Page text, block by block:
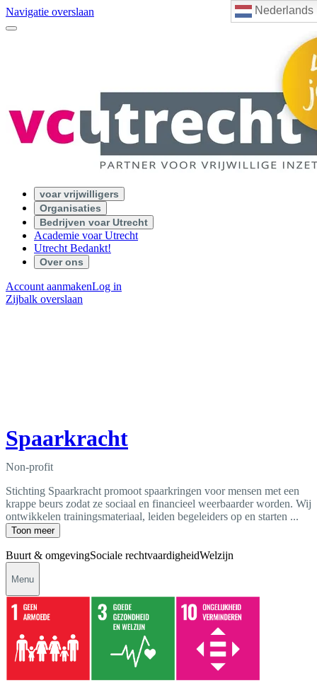
Nederlands
Navigatie overslaan
voar vrijwilligers
Organisaties
Bedrijven voar Utrecht
Academie voar Utrecht
Utrecht Bedankt!
Over ons
Account aanmakenLog in
Zijbalk overslaan
Spaarkracht
Non-profit
Stichting Spaarkracht promoot spaarkringen voor mensen met een
krappe beurs zodat ze sociaal en financieel weerbaarder worden. Wij
ontwikkelen trainingsmateriaal, leiden begeleiders op en starten ...
Toon meer
Buurt & omgevingSociale rechtvaardigheidWelzijn
Menu